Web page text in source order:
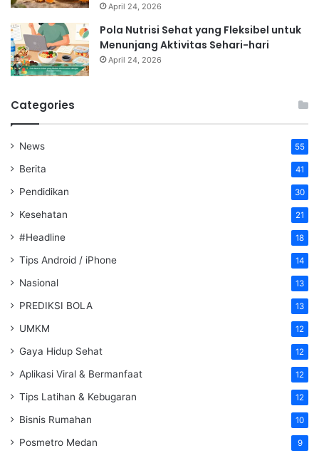
April 24, 2026
Pola Nutrisi Sehat yang Fleksibel untuk
Menunjang Aktivitas Sehari-hari
April 24, 2026
Categories
News 55
Berita 41
Pendidikan 30
Kesehatan 21
#Headline 18
Tips Android / iPhone 14
Nasional 13
PREDIKSI BOLA 13
UMKM 12
Gaya Hidup Sehat 12
Aplikasi Viral & Bermanfaat 12
Tips Latihan & Kebugaran 12
Bisnis Rumahan 10
Posmetro Medan 9